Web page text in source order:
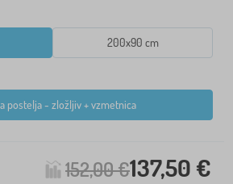
200x90 cm
postelja - zložljiv + vzmetnica
152,00 €137,50 €